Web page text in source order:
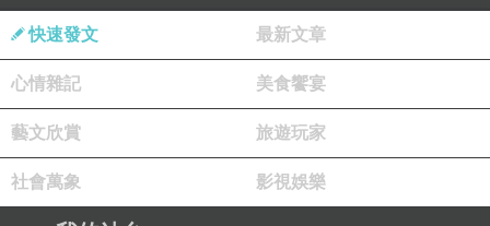
極大的甜頭，如果
發動台海戰爭，不但甜頭沒得
台海戰爭
，唯一的因素是內憂無法控制，就只得
靠台海戰爭來轉移焦點。
快速發文 最新文章
心情雜記 美食饗宴
藝文欣賞 旅遊玩家
社會萬象 影視娛樂